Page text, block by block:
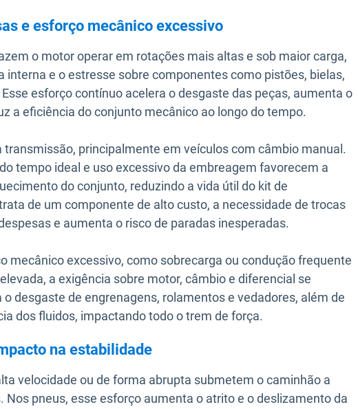
e esforço mecânico excessivo
o motor operar em rotações mais altas e sob maior carga,
interna e o estresse sobre componentes como pistões, bielas,
esforço contínuo acelera o desgaste das peças, aumenta o
a eficiência do conjunto mecânico ao longo do tempo.
transmissão, principalmente em veículos com câmbio manual.
tempo ideal e uso excessivo da embreagem favorecem a
do conjunto, reduzindo a vida útil do kit de
de um componente de alto custo, a necessidade de trocas
e aumenta o risco de paradas inesperadas.
mecânico excessivo, como sobrecarga ou condução frequente
a exigência sobre motor, câmbio e diferencial se
desgaste de engrenagens, rolamentos e vedadores, além de
dos fluidos, impactando todo o trem de força.
na estabilidade
velocidade ou de forma abrupta submetem o caminhão a
Nos pneus, esse esforço aumenta o atrito e o deslizamento da